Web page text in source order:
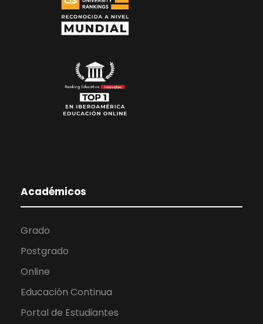
Académicos
Grado
Postgrado
Online
Educación Continua
Portal de Estudiantes